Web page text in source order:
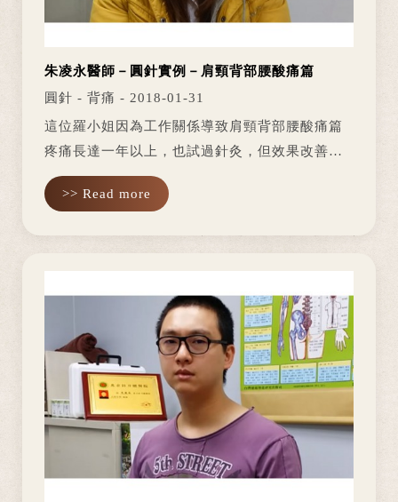
朱凌永醫師－圓針實例－肩頸背部腰酸痛篇
圓針 - 背痛 - 2018-01-31
這位羅小姐因為工作關係導致肩頸背部腰酸痛篇
疼痛長達一年以上，也試過針灸，但效果改善不
大。在以圓針處理後：頸肩酸痛與腰酸改善許
多。 以上案例經當事者同意，並為真人真實案例>> Read more